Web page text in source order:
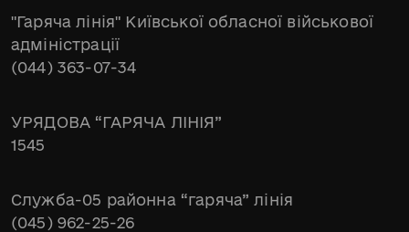
"Гаряча лінія" Київської обласної військової
адміністрації
(044) 363-07-34
УРЯДОВА “ГАРЯЧА ЛІНІЯ”
1545
Служба-05 районна “гаряча” лінія
(045) 962-25-26